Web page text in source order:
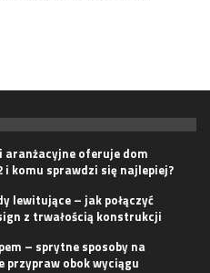
aranżacyjne oferuje dom
i komu sprawdzi się najlepiej?
lewitujące – jak połączyć
z trwałością konstrukcji
– sprytne sposoby na
przypraw obok wyciągu